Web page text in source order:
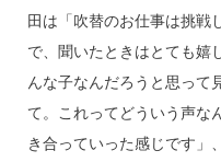
田は「吹替のお仕事は挑戦
で、聞いたときはとても嬉
んな子なんだろうと思って
て。これってどういう声な
き合っていった感じです」